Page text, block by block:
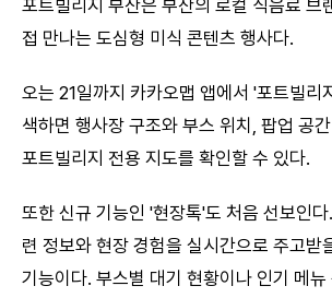
포트빌리지 부산은 부산의 로컬 식음료 브
접 만나는 도심형 미식 콘텐츠 행사다.
오는 21일까지 카카오맵 앱에서 '포트빌리
색하면 행사장 구조와 부스 위치, 팝업 공
포트빌리지 전용 지도를 확인할 수 있다.
또한 신규 기능인 '현장톡'도 처음 선보인
련 정보와 현장 경험을 실시간으로 주고받
기능이다. 부스별 대기 현황이나 인기 메